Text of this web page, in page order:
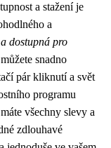
a stažení je
a
dostupná pro
snadno
pár kliknutí a svět
programu
všechny slevy a
zdlouhavé